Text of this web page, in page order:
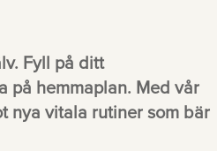
Fyll på ditt
på hemmaplan. Med vår
nya vitala rutiner som bär